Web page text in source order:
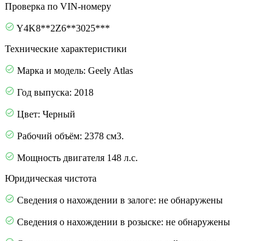
Проверка по VIN-номеру
Y4K8**2Z6**3025***
Технические характеристики
Марка и модель: Geely Atlas
Год выпуска: 2018
Цвет: Черный
Рабочий объём: 2378 см3.
Мощность двигателя 148 л.с.
Юридическая чистота
Сведения о нахождении в залоге: не обнаружены
Сведения о нахождении в розыске: не обнаружены